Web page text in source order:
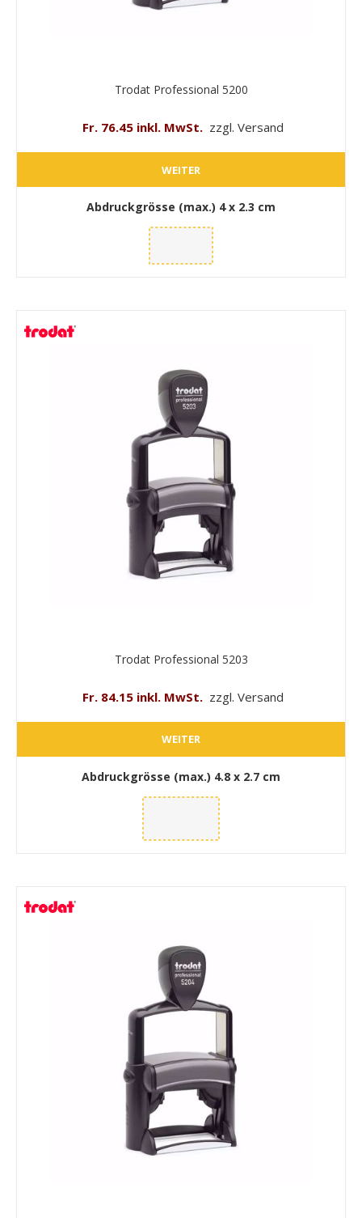
Trodat Professional 5200
Fr. 76.45 inkl. MwSt. zzgl. Versand
WEITER
Abdruckgrösse (max.) 4 x 2.3 cm
Trodat Professional 5203
Fr. 84.15 inkl. MwSt. zzgl. Versand
WEITER
Abdruckgrösse (max.) 4.8 x 2.7 cm